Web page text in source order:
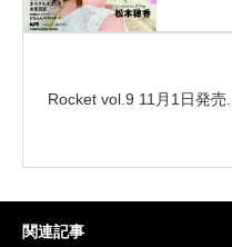
Rocket vol.9 11月1日発売...
関連記事